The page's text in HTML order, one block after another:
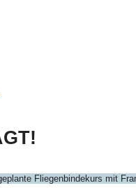
Fliegenbindekurs mit